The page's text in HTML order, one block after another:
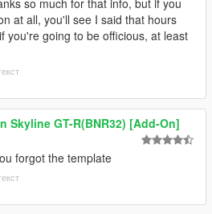
so much for that info, but if you
at all, you'll see I said that hours
you're going to be officious, at least
Skyline GT-R(BNR32) [Add-On]
forgot the template